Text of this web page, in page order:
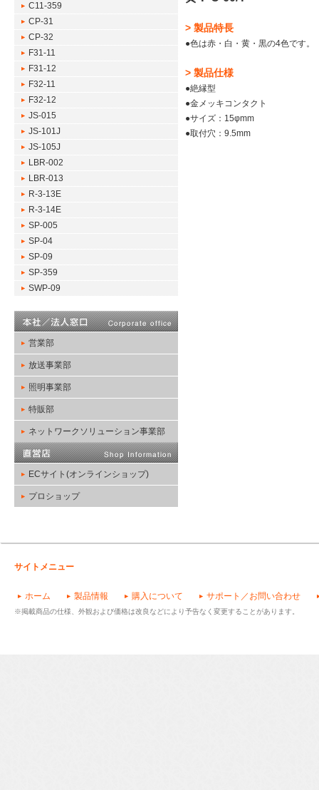
> 製品特長
●色は赤・白・黄・黒の4色です。
> 製品仕様
●絶縁型
●金メッキコンタクト
●サイズ：15φmm
●取付穴：9.5mm
C11-359
CP-31
CP-32
F31-11
F31-12
F32-11
F32-12
JS-015
JS-101J
JS-105J
LBR-002
LBR-013
R-3-13E
R-3-14E
SP-005
SP-04
SP-09
SP-359
SWP-09
営業部
放送事業部
照明事業部
特販部
ネットワークソリューション事業部
ECサイト(オンラインショップ)
プロショップ
サイトメニュー
ホーム 製品情報 購入について サポート／お問い合わせ
※掲載商品の仕様、外観および価格は改良などにより予告なく変更することがあります。